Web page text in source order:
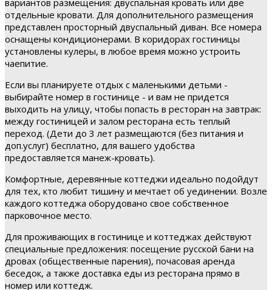
вариантов размещения: двуспальная кровать или две
отдельные кровати. Для дополнительного размещения
представлен просторный двуспальный диван. Все номера
оснащены кондиционерами. В коридорах гостиницы
установлены кулеры, в любое время можно устроить
чаепитие.
Если вы планируете отдых с маленькими детьми -
выбирайте номер в гостинице - и вам не придется
выходить на улицу, чтобы попасть в ресторан на завтрак:
между гостиницей и залом ресторана есть теплый
переход. (Дети до 3 лет размещаются (без питания и
доп.услуг) бесплатно, для вашего удобства
предоставляется манеж-кровать).
Комфортные, деревянные коттеджи идеально подойдут
для тех, кто любит тишину и мечтает об уединении. Возле
каждого коттеджа оборудовано свое собственное
парковочное место.
Для проживающих в гостинице и коттеджах действуют
специальные предложения: посещение русской бани на
дровах (общественные парения), почасовая аренда
беседок, а также доставка еды из ресторана прямо в
номер или коттедж.